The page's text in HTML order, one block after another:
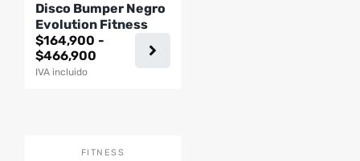
elegir
en
la
página
Disco Bumper Negro
Evolution Fitness
$164,900 -
$466,900
$466,900
IVA incluido
FITNESS